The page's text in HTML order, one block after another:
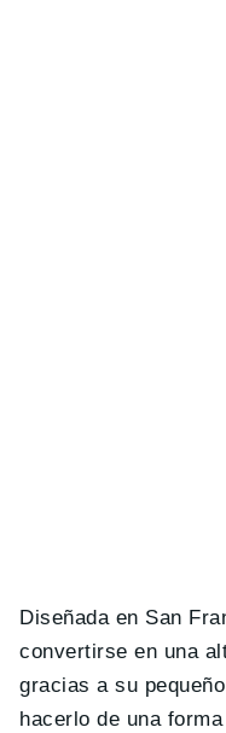
Diseñada en San
convertirse en una
gracias a su
hacerlo de una